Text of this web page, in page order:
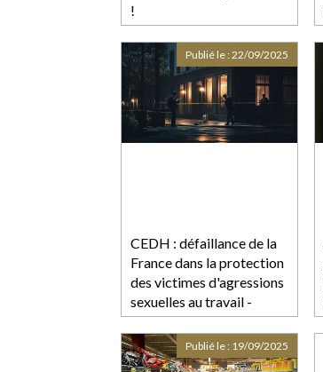
!
CEDH : défaillance de la
France dans la protection
des victimes d'agressions
sexuelles au travail -
Actu-Juridique
Publié le :22/09/2025
Publié le : 19/09/2025